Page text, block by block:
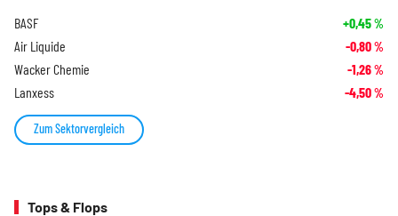
BASF +0,45%
Air Liquide -0,80%
Wacker Chemie -1,26%
Lanxess -4,50%
Zum Sektorvergleich
Tops & Flops